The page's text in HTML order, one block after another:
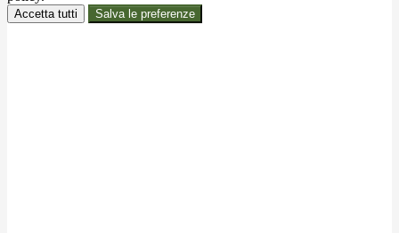
Accetta tutti Salva le preferenze